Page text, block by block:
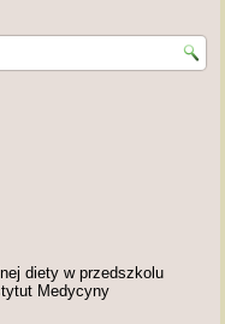
diety w przedszkolu
Medycyny